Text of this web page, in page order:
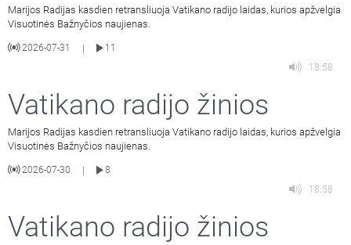
Marijos Radijas kasdien retransliuoja Vatikano radijo laidas, kurios apžvelgia
Visuotinės Bažnyčios naujienas.
2026-07-31 |
11
18:58
Vatikano radijo žinios
Marijos Radijas kasdien retransliuoja Vatikano radijo laidas, kurios apžvelgia
Visuotinės Bažnyčios naujienas.
2026-07-30 |
8
18:58
Vatikano radijo žinios